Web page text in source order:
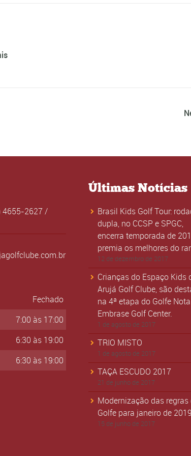
4655-2627 /
Fechado
7:00 às 17:00
6:30 às 19:00
6:30 às 19:00
Últimas Notícias
Brasil Kids Golf Tour:
dupla, no CCSP e SPGC,
encerra temporada de
premia os melhores do
12 de dezembro de 2017
Crianças do Espaço Kids
Arujá Golf Clube, são
na 4ª etapa do Golfe
Embrase Golf Center.
1 de agosto de 2017
TRIO MISTO
1 de agosto de 2017
TAÇA ESCUDO 2017
21 de junho de 2017
Modernização das regras
Golfe para janeiro de
15 de junho de 2017